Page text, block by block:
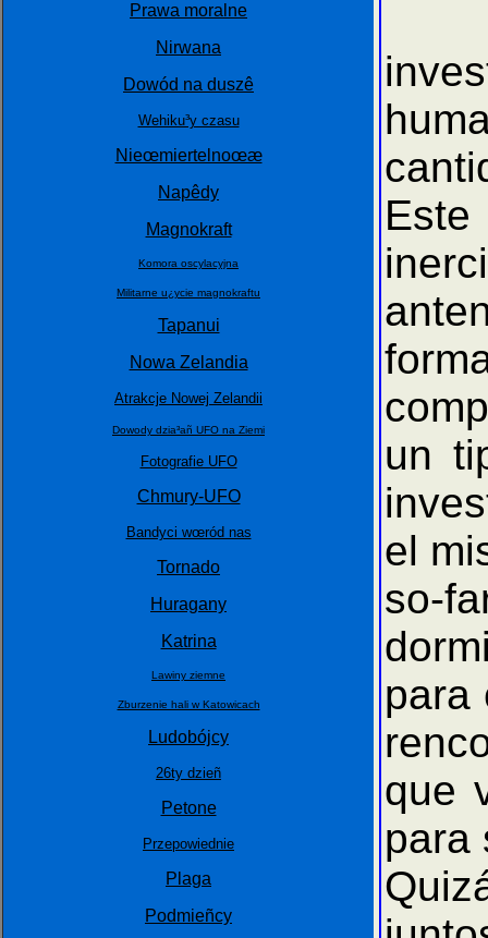
Prawa moralne
Nirwana
Dowód na duszê
Wehiku³y czasu
Nieœmiertelnoœæ
Napêdy
Magnokraft
Komora oscylacyjna
Militarne u¿ycie magnokraftu
Tapanui
Nowa Zelandia
Atrakcje Nowej Zelandii
Dowody dzia³añ UFO na Ziemi
Fotografie UFO
Chmury-UFO
Bandyci wœród nas
Tornado
Huragany
Katrina
Lawiny ziemne
Zburzenie hali w Katowicach
Ludobójcy
26ty dzieñ
Petone
Przepowiednie
Plaga
Podmieñcy
un
el
so-
para
que
para